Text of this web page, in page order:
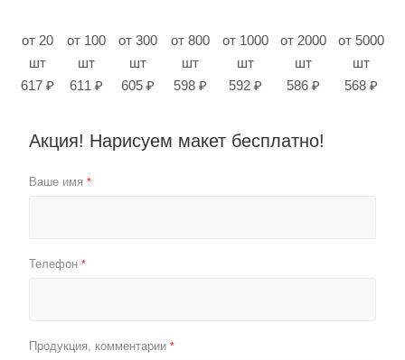
от 20
шт
617 ₽
от 100
шт
611 ₽
от 300
шт
605 ₽
от 800
шт
598 ₽
от 1000
шт
592 ₽
от 2000
шт
586 ₽
от 5000
шт
568 ₽
Акция! Нарисуем макет бесплатно!
Ваше имя *
Телефон *
Продукция, комментарии *